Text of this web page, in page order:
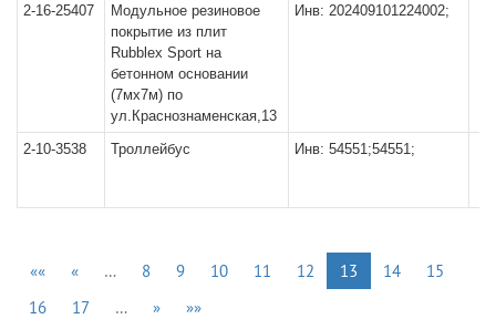
2-16-25407
Модульное резиновое
покрытие из плит
Rubblex Sport на
бетонном основании
(7мх7м) по
ул.Краснознаменская,13
Инв: 202409101224002;
2-10-3538 Троллейбус Инв: 54551;54551;
«« « … 8 9 10 11 12 13 14
15
16
17 … » »»